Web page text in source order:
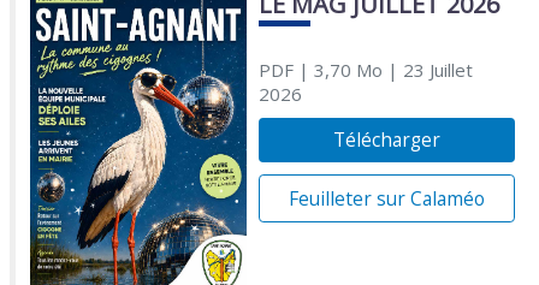
PDF| 3,70 Mo | 23 Juillet
2026
Télécharger
Feuilleter sur Calaméo